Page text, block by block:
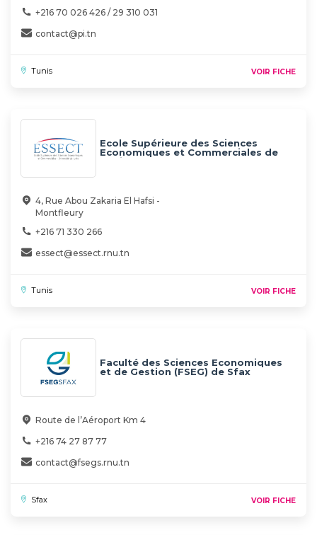
+216 70 026 426 / 29 310 031
contact@pi.tn
Tunis VOIR FICHE
Ecole Supérieure des Sciences
Economiques et Commerciales de
Tunis (ESSECT)
4, Rue Abou Zakaria El Hafsi -
Montfleury
+216 71 330 266
essect@essect.rnu.tn
Tunis VOIR FICHE
Faculté des Sciences Economiques
et de Gestion (FSEG) de Sfax
Route de l’Aéroport Km 4
+216 74 27 87 77
contact@fsegs.rnu.tn
Sfax VOIR FICHE